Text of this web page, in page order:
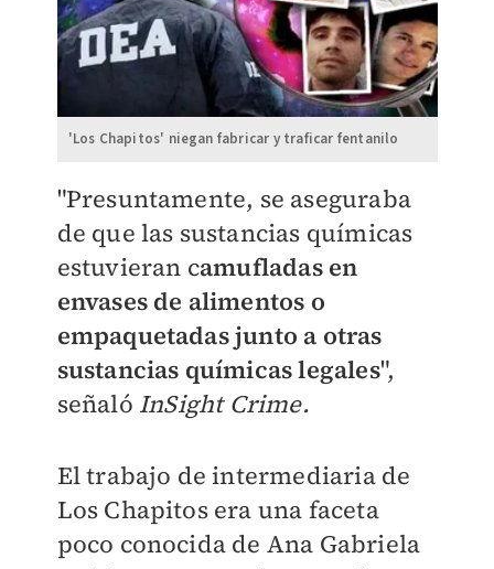
'Los Chapitos' niegan fabricar y traficar fentanilo
"Presuntamente, se aseguraba
de que las sustancias químicas
estuvieran camufladas en
envases de alimentos o
empaquetadas junto a otras
sustancias químicas legales",
señaló InSight Crime.
El trabajo de intermediaria de
Los Chapitos era una faceta
poco conocida de Ana Gabriela